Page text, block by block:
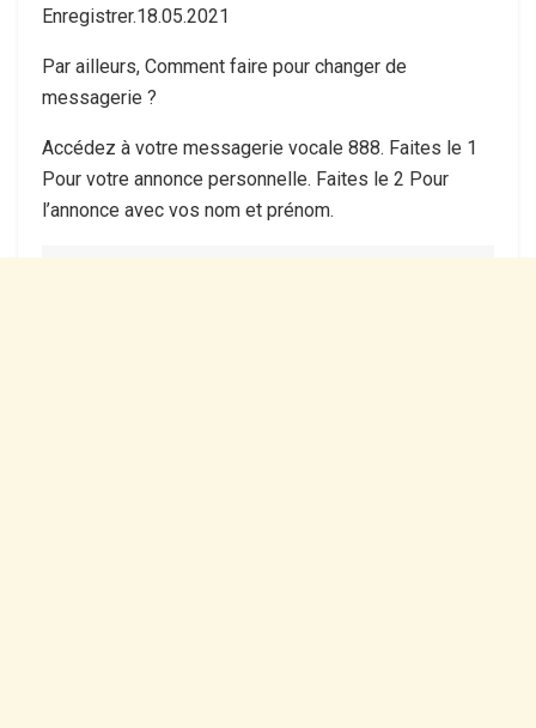
Enregistrer.18.05.2021
Par ailleurs, Comment faire pour changer de
messagerie ?
Accédez à votre messagerie vocale 888. Faites le 1
Pour votre annonce personnelle. Faites le 2 Pour
l’annonce avec vos nom et prénom.